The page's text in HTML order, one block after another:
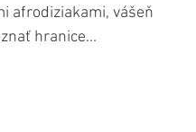
afrodiziakami, vášeň
hranice...